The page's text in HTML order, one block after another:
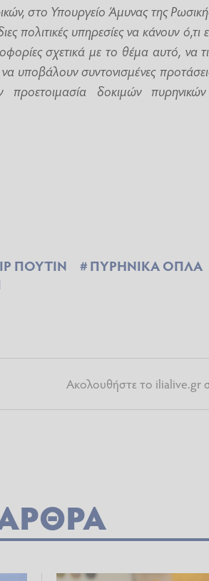
στο Υπουργείο Άμυνας της
πολιτικές υπηρεσίες να κάνουν ό,τι
σχετικά με το θέμα αυτό, να
υποβάλουν συντονισμένες
δοκιμών
ΠΟΥΤΙΝ
ΠΥΡΗΝΙΚΑ ΟΠΛΑ
Ακολουθήστε το ilialive.gr